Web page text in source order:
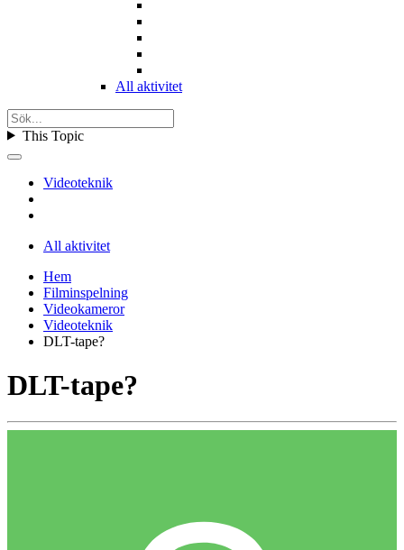
All aktivitet
This Topic
Videoteknik
All aktivitet
Hem
Filminspelning
Videokameror
Videoteknik
DLT-tape?
DLT-tape?